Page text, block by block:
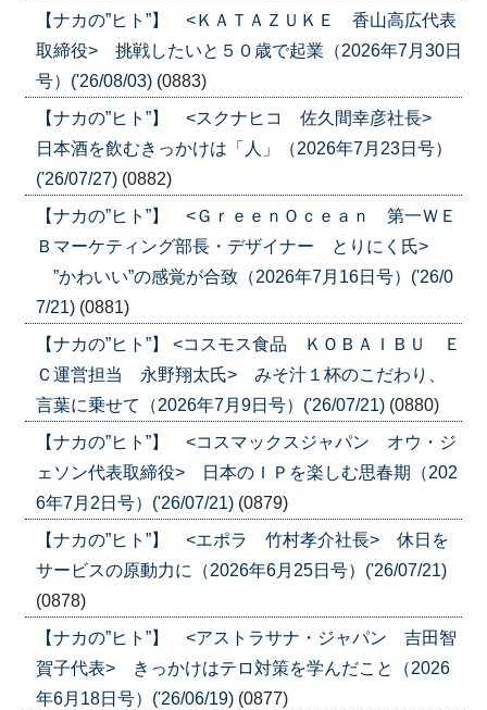
【ナカの”ヒト”】 <ＫＡＴＡＺＵＫＥ 香山高広代表
取締役> 挑戦したいと５０歳で起業（2026年7月30日
号）('26/08/03) (0883)
【ナカの”ヒト”】 <スクナヒコ 佐久間幸彦社長>
日本酒を飲むきっかけは「人」（2026年7月23日号）
('26/07/27) (0882)
【ナカの”ヒト”】 <ＧｒｅｅｎＯｃｅａｎ 第一ＷＥ
Ｂマーケティング部長・デザイナー とりにく氏>
”かわいい”の感覚が合致（2026年7月16日号）('26/0
7/21) (0881)
【ナカの”ヒト”】 <コスモス食品 ＫＯＢＡＩＢＵ Ｅ
Ｃ運営担当 永野翔太氏> みそ汁１杯のこだわり、
言葉に乗せて（2026年7月9日号）('26/07/21) (0880)
【ナカの”ヒト”】 <コスマックスジャパン オウ・ジ
ェソン代表取締役> 日本のＩＰを楽しむ思春期（202
6年7月2日号）('26/07/21) (0879)
【ナカの”ヒト”】 <エポラ 竹村孝介社長> 休日を
サービスの原動力に（2026年6月25日号）('26/07/21)
(0878)
【ナカの”ヒト”】 <アストラサナ・ジャパン 吉田智
賀子代表> きっかけはテロ対策を学んだこと（2026
年6月18日号）('26/06/19) (0877)